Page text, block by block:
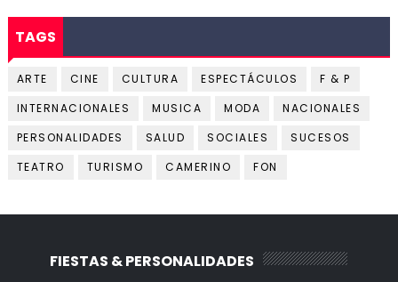
TAGS
ARTE CINE CULTURA ESPECTÁCULOS
F & P
INTERNACIONALES
MUSICA MODA
NACIONALES
PERSONALIDADES
SALUD SOCIALES
SUCESOS
TEATRO
TURISMO CAMERINO FON
FIESTAS & PERSONALIDADES